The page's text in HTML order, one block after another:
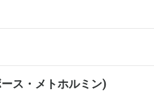
ス・メトホルミン)